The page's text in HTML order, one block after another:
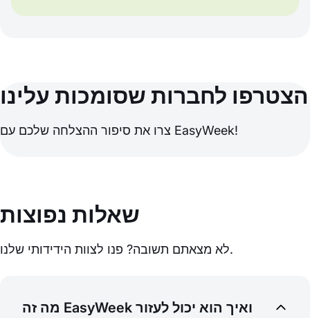
הצטרפו לחברות שסומכות עלינו
צרו את סיפור ההצלחה שלכם עם EasyWeek!
שאלות נפוצות
לא מצאתם תשובה? פנו לצוות הידידותי שלנו.
מה זה EasyWeek ואיך הוא יכול לעזור